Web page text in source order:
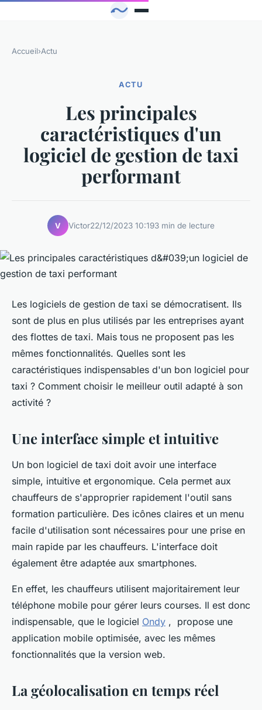
Accueil›Actu
ACTU
Les principales
caractéristiques d'un
logiciel de gestion de taxi
performant
V Victor22/12/2023 10:193 min de lecture
Les logiciels de gestion de taxi se démocratisent. Ils
sont de plus en plus utilisés par les entreprises ayant
des flottes de taxi. Mais tous ne proposent pas les
mêmes fonctionnalités. Quelles sont les
caractéristiques indispensables d'un bon logiciel pour
taxi ? Comment choisir le meilleur outil adapté à son
activité ?
Une interface simple et intuitive
Un bon logiciel de taxi doit avoir une interface
simple, intuitive et ergonomique. Cela permet aux
chauffeurs de s'approprier rapidement l'outil sans
formation particulière. Des icônes claires et un menu
facile d'utilisation sont nécessaires pour une prise en
main rapide par les chauffeurs. L'interface doit
également être adaptée aux smartphones.
En effet, les chauffeurs utilisent majoritairement leur
téléphone mobile pour gérer leurs courses. Il est donc
indispensable, que le logiciel Ondy , propose une
application mobile optimisée, avec les mêmes
fonctionnalités que la version web.
La géolocalisation en temps réel